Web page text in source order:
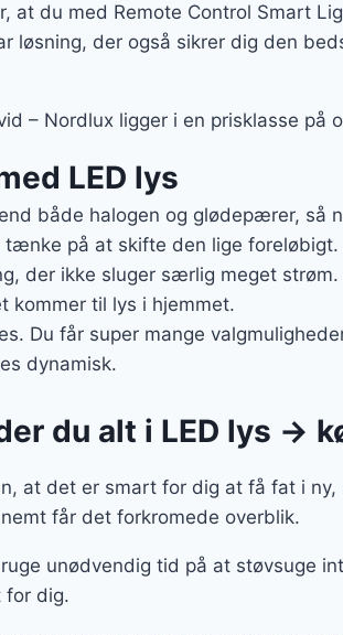
at du med Remote Control Smart
løsning, der også sikrer dig den
– Nordlux ligger i en prisklasse på
LED lys
både halogen og glødepærer, så
tænke på at skifte den lige foreløbigt.
der ikke sluger særlig meget
kommer til lys i hjemmet.
Du får super mange
dynamisk.
du alt i LED lys →
at det er smart for dig at få fat i
får det forkromede overblik.
unødvendig tid på at støvsuge
for dig.